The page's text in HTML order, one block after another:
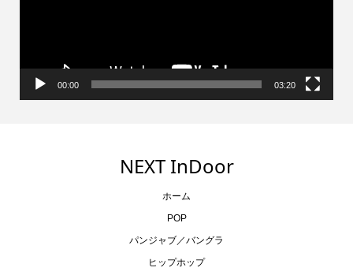
00:00 03:20
NEXT InDoor
ホーム
POP
パンジャブ／バングラ
ヒップホップ